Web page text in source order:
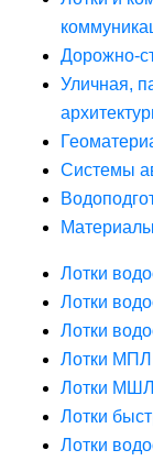
Дорожно-
Уличная,
Системы
Лотки
Лотки
Лотки
Лотки
Лотки
Лотки
Лотки